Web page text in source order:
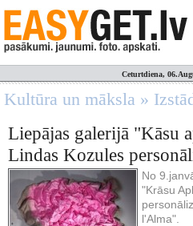
Ceturtdiena,
Kultūra un māksla »
Liepājas galerijā "Kāsu
Lindas Kozules
No
"Krāsu
l'Alma".